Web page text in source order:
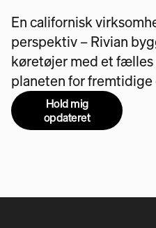
En californisk
perspektiv – Rivian
køretøjer med et fælles
planeten for fremtidige
Hold mig
opdateret